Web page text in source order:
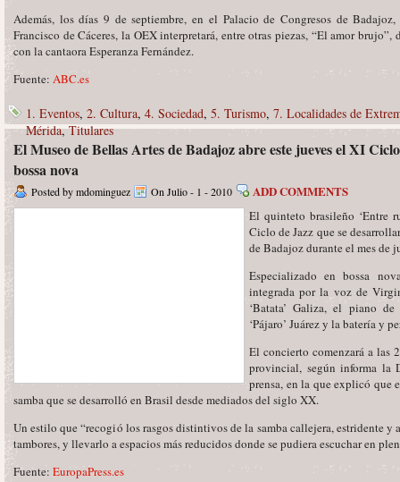
Además, los días 9 de septiembre, en el Palacio de Congresos de
Francisco de Cáceres, la OEX interpretará, entre otras piezas, “El amor
con la cantaora Esperanza Fernández.
Fuente: ABC.es
1. Eventos, 2. Cultura, 4. Sociedad, 5. Turismo, 7. Localidades de
Mérida,Titulares
El Museo de Bellas Artes de Badajoz abre este jueves el XI
bossa nova
Posted by mdominguez On Julio - 1 - 2010 ADD COMMENTS
El quinteto brasileño ‘Entre
Ciclo de Jazz que se
de Badajoz durante el mes de
Especializado en bossa
integrada por la voz de
‘Batata’ Galiza, el piano
‘Pájaro’ Juárez y la batería y
El concierto comenzará a las
provincial, según informa la
prensa, en la que explicó que
samba que se desarrolló en Brasil desde mediados del siglo XX.
Un estilo que “recogió los rasgos distintivos de la samba callejera, estridente
tambores, y llevarlo a espacios más reducidos donde se pudiera escuchar en
Fuente: EuropaPress.es